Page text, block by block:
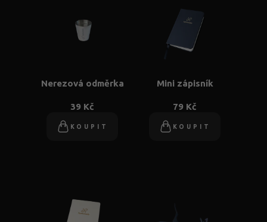
Nerezová odměrka
39 Kč
KOUPIT
Mini zápisník
79 Kč
KOUPIT